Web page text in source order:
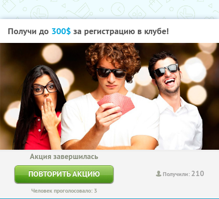
Получи до 300$ за регистрацию в клубе!
Получили: 210
Акция завершилась
ПОВТОРИТЬ АКЦИЮ
Человек проголосовало: 3